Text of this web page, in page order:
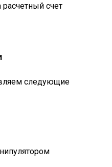
расчетный счет
следующие